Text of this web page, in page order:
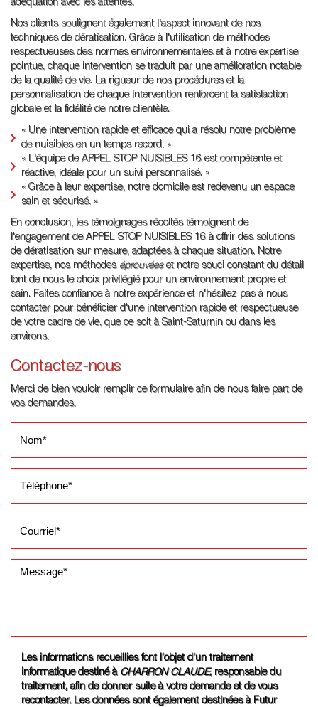
adéquation avec les attentes.
Nos clients soulignent également l'aspect innovant de nos
techniques de dératisation. Grâce à l'utilisation de méthodes
respectueuses des normes environnementales et à notre expertise
pointue, chaque intervention se traduit par une amélioration notable
de la qualité de vie. La rigueur de nos procédures et la
personnalisation de chaque intervention renforcent la satisfaction
globale et la fidélité de notre clientèle.
« Une intervention rapide et efficace qui a résolu notre problème
de nuisibles en un temps record. »
« L'équipe de APPEL STOP NUISIBLES 16 est compétente et
réactive, idéale pour un suivi personnalisé. »
« Grâce à leur expertise, notre domicile est redevenu un espace
sain et sécurisé. »
En conclusion, les témoignages récoltés témoignent de
l'engagement de APPEL STOP NUISIBLES 16 à offrir des solutions
de dératisation sur mesure, adaptées à chaque situation. Notre
expertise, nos méthodes éprouvéeset notre souci constant du détail
font de nous le choix privilégié pour un environnement propre et
sain. Faites confiance à notre expérience et n'hésitez pas à nous
contacter pour bénéficier d'une intervention rapide et respectueuse
de votre cadre de vie, que ce soit à Saint-Saturnin ou dans les
environs.
Contactez-nous
Merci de bien vouloir remplir ce formulaire afin de nous faire part de
vos demandes.
Les informations recueillies font l’objet d’un traitement
informatique destiné à
CHARRON CLAUDE, responsable du
traitement, afin de donner suite à votre demande et de vous
recontacter. Les données sont également destinées à Futur